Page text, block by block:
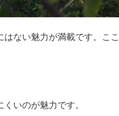
ない魅力が満載です。こ
いのが魅力です。